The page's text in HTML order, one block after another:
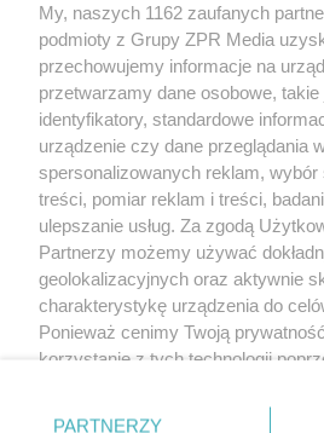
Żaden utwór zamieszczony w serwisie nie
rozpowszechniany lub dalej
tym także elektroniczny lub mechaniczny) na
eksploatacji w jakiejkolwiek formie, włącznie
bez pisemnej zgody właściciela praw.
wykorzystanie utworów w całości lub w
bez właściwej zgody, jest zabronione pod
prawnie.
O nas
My, naszych 1162 zaufanych
podmioty z Grupy ZPR Media
przechowujemy informacje na
przetwarzamy dane osobowe, takie
identyfikatory, standardowe
urządzenie czy dane przeglądania
spersonalizowanych reklam,
treści, pomiar reklam i treści,
ulepszanie usług. Za zgodą
Partnerzy możemy używać
geolokalizacyjnych oraz aktywnie
charakterystykę urządzenia do
Ponieważ cenimy Twoją
korzystanie z tych technologii
zmienić/wycofać klikając przycisk
PARTNERZY